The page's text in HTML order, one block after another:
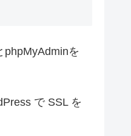
phpMyAdminを
で SSL を